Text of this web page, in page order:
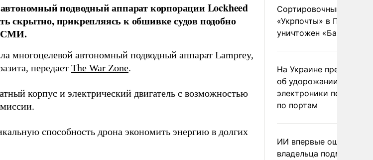
подводный аппарат корпорации Lockheed
скрытно, прикрепляясь к обшивке судов подобно
СМИ.
многоцелевой автономный подводный аппарат Lamprey,
передает The War Zone.
корпус и электрический двигатель с возможностью
способность дрона экономить энергию в долгих
Сортировочный пункт
«Укрпочты» в
уничтожен
На Украине
об удорожании
электроники после
по портам
ИИ впервые
владельца